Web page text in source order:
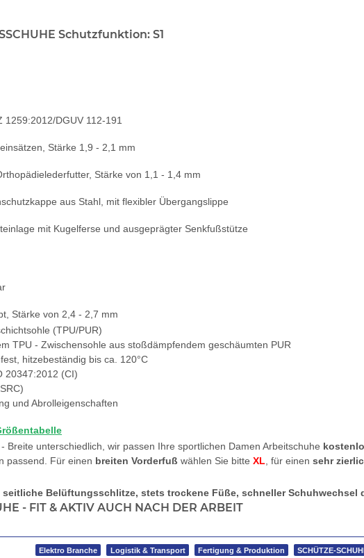
Schutzfunktion: S1
1259:2012/DGUV 112-191
Stärke 1,9 - 2,1 mm
Stärke von 1,1 - 1,4 mm
aus Stahl, mit flexibler Übergangslippe
mit Kugelferse und ausgeprägter Senkfußstütze
Stärke von 2,4 - 2,7 mm
(TPU/PUR)
TPU - Zwischensohle aus stoßdämpfendem geschäumten PUR
hitzebeständig bis ca. 120°C
20347:2012 (CI)
und Abrolleigenschaften
Breite unterschiedlich, wir passen Ihre sportlichen Damen Arbeitschuhe
passend. Für einen breiten Vorderfuß wählen Sie bitte XL , für einen sehr
Belüftungsschlitze, stets trockene Füße, schneller
- FIT & AKTIV AUCH NACH DER ARBEIT
Elektro Branche Logistik & Transport Fertigung & Produktion SCHÜTZE-